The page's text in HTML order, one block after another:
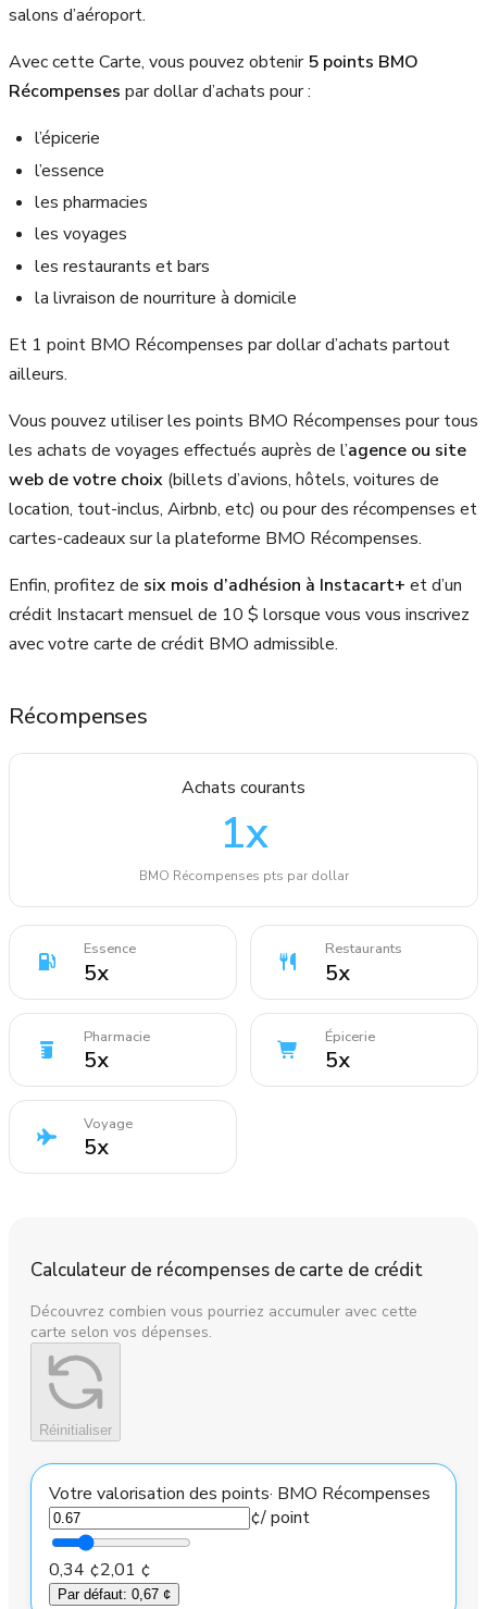
salons d’aéroport.
Avec cette Carte, vous pouvez obtenir5 points BMO
Récompenses par dollar d’achats pour :
l’épicerie
l’essence
les pharmacies
les voyages
les restaurants et bars
la livraison de nourriture à domicile
Et 1 point BMO Récompenses par dollar d’achats partout
ailleurs.
Vous pouvez utiliser les points BMO Récompenses pour tous
les achats de voyages effectués auprès de l’agence ou site
web de votre choix (billets d’avions, hôtels, voitures de
location, tout-inclus, Airbnb, etc) ou pour des récompenses et
cartes-cadeaux sur la plateforme BMO Récompenses.
Enfin, profitez de six mois d’adhésion à Instacart+ et d’un
crédit Instacart mensuel de 10 $ lorsque vous vous inscrivez
avec votre carte de crédit BMO admissible.
Récompenses
Achats courants
1x
BMO Récompenses pts par dollar
Essence
5x
Restaurants
5x
Pharmacie
5x
Épicerie
5x
Voyage
5x
Calculateur de récompenses de carte de crédit
Découvrez combien vous pourriez accumuler avec cette
carte selon vos dépenses.
Réinitialiser
Votre valorisation des points· BMO Récompenses
¢/ point
0,34 ¢2,01 ¢
Par défaut: 0,67 ¢